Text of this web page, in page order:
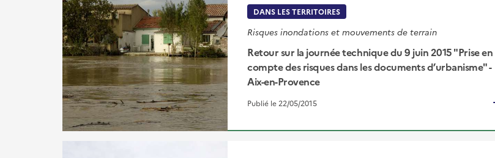
DANS LES TERRITOIRES
Risques inondations et mouvements de terrain
Retour sur la journée technique du 9 juin 2015 "Prise en
compte des risques dans les documents d’urbanisme" -
Aix-en-Provence
Publié le 22/05/2015